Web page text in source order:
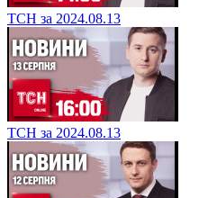
ТСН за 2024.08.13
ТСН за 2024.08.13